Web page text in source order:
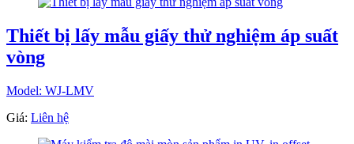
Thiết bị lấy mẫu giấy thử nghiệm áp suất
vòng
Model: WJ-LMV
Giá: Liên hệ